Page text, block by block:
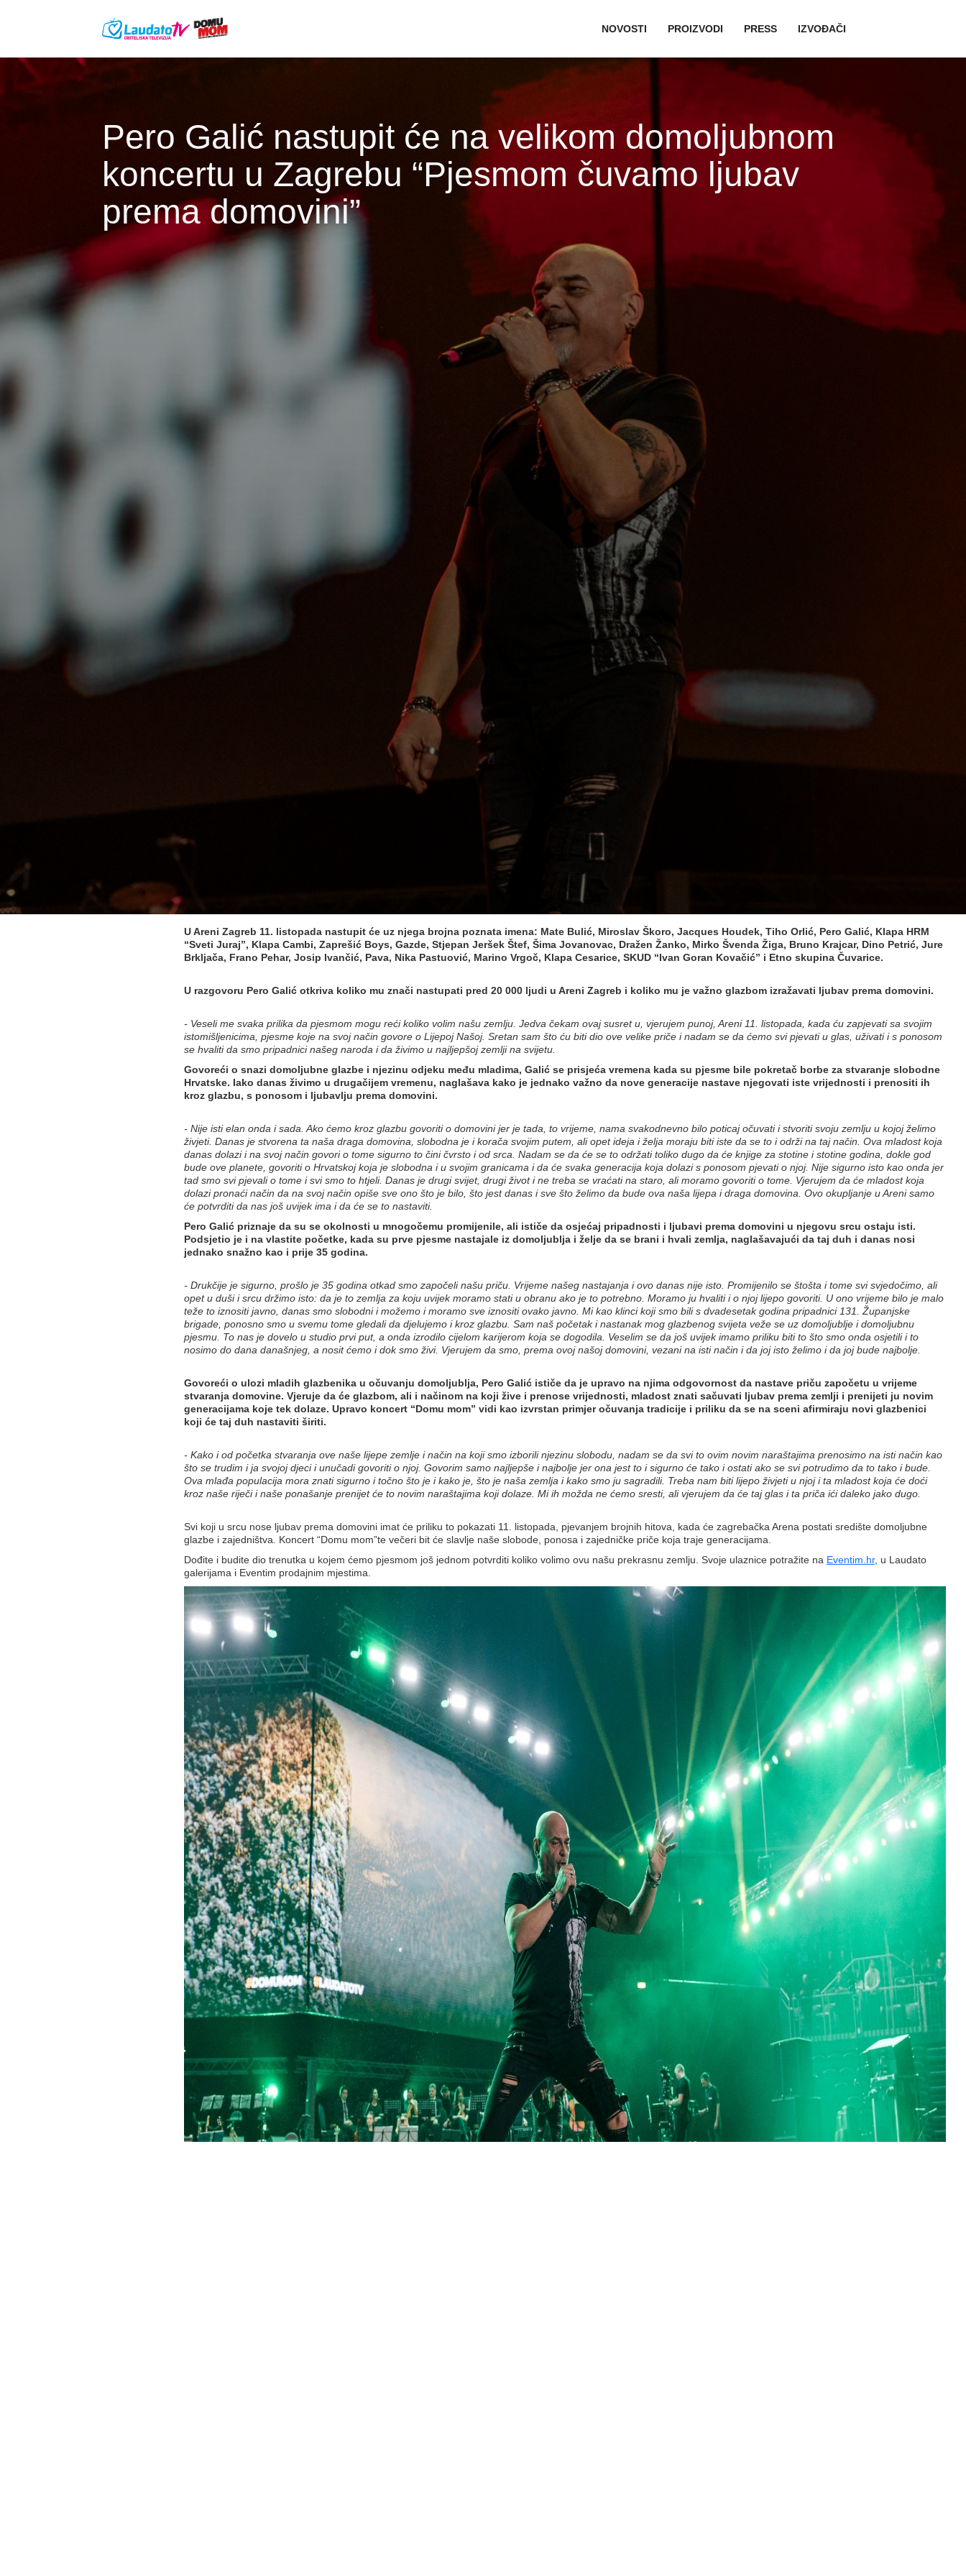
Main navigation
NOVOSTI PROIZVODI PRESS IZVOĐAČI
Pero Galić nastupit će na velikom domoljubnom
koncertu u Zagrebu “Pjesmom čuvamo ljubav
prema domovini”
U Areni Zagreb 11. listopada nastupit će uz njega brojna poznata imena: Mate Bulić, Miroslav Škoro, Jacques Houdek, Tiho Orlić, Pero Galić, Klapa HRM
“Sveti Juraj”, Klapa Cambi, Zaprešić Boys, Gazde, Stjepan Jeršek Štef, Šima Jovanovac, Dražen Žanko, Mirko Švenda Žiga, Bruno Krajcar, Dino Petrić, Jure
Brkljača, Frano Pehar, Josip Ivančić, Pava, Nika Pastuović, Marino Vrgoč, Klapa Cesarice, SKUD “Ivan Goran Kovačić” i Etno skupina Čuvarice.
U razgovoru Pero Galić otkriva koliko mu znači nastupati pred 20 000 ljudi u Areni Zagreb i koliko mu je važno glazbom izražavati ljubav prema domovini.
- Veseli me svaka prilika da pjesmom mogu reći koliko volim našu zemlju. Jedva čekam ovaj susret u, vjerujem punoj, Areni 11. listopada, kada ću zapjevati sa svojim
istomišljenicima, pjesme koje na svoj način govore o Lijepoj Našoj. Sretan sam što ću biti dio ove velike priče i nadam se da ćemo svi pjevati u glas, uživati i s ponosom
se hvaliti da smo pripadnici našeg naroda i da živimo u najljepšoj zemlji na svijetu.
Govoreći o snazi domoljubne glazbe i njezinu odjeku među mladima, Galić se prisjeća vremena kada su pjesme bile pokretač borbe za stvaranje slobodne
Hrvatske. Iako danas živimo u drugačijem vremenu, naglašava kako je jednako važno da nove generacije nastave njegovati iste vrijednosti i prenositi ih
kroz glazbu, s ponosom i ljubavlju prema domovini.
- Nije isti elan onda i sada. Ako ćemo kroz glazbu govoriti o domovini jer je tada, to vrijeme, nama svakodnevno bilo poticaj očuvati i stvoriti svoju zemlju u kojoj želimo
živjeti. Danas je stvorena ta naša draga domovina, slobodna je i korača svojim putem, ali opet ideja i želja moraju biti iste da se to i održi na taj način. Ova mladost koja
danas dolazi i na svoj način govori o tome sigurno to čini čvrsto i od srca. Nadam se da će se to održati toliko dugo da će knjige za stotine i stotine godina, dokle god
bude ove planete, govoriti o Hrvatskoj koja je slobodna i u svojim granicama i da će svaka generacija koja dolazi s ponosom pjevati o njoj. Nije sigurno isto kao onda jer
tad smo svi pjevali o tome i svi smo to htjeli. Danas je drugi svijet, drugi život i ne treba se vraćati na staro, ali moramo govoriti o tome. Vjerujem da će mladost koja
dolazi pronaći način da na svoj način opiše sve ono što je bilo, što jest danas i sve što želimo da bude ova naša lijepa i draga domovina. Ovo okupljanje u Areni samo
će potvrditi da nas još uvijek ima i da će se to nastaviti.
Pero Galić priznaje da su se okolnosti u mnogočemu promijenile, ali ističe da osjećaj pripadnosti i ljubavi prema domovini u njegovu srcu ostaju isti.
Podsjetio je i na vlastite početke, kada su prve pjesme nastajale iz domoljublja i želje da se brani i hvali zemlja, naglašavajući da taj duh i danas nosi
jednako snažno kao i prije 35 godina.
- Drukčije je sigurno, prošlo je 35 godina otkad smo započeli našu priču. Vrijeme našeg nastajanja i ovo danas nije isto. Promijenilo se štošta i tome svi svjedočimo, ali
opet u duši i srcu držimo isto: da je to zemlja za koju uvijek moramo stati u obranu ako je to potrebno. Moramo ju hvaliti i o njoj lijepo govoriti. U ono vrijeme bilo je malo
teže to iznositi javno, danas smo slobodni i možemo i moramo sve iznositi ovako javno. Mi kao klinci koji smo bili s dvadesetak godina pripadnici 131. Županjske
brigade, ponosno smo u svemu tome gledali da djelujemo i kroz glazbu. Sam naš početak i nastanak mog glazbenog svijeta veže se uz domoljublje i domoljubnu
pjesmu. To nas je dovelo u studio prvi put, a onda izrodilo cijelom karijerom koja se dogodila. Veselim se da još uvijek imamo priliku biti to što smo onda osjetili i to
nosimo do dana današnjeg, a nosit ćemo i dok smo živi. Vjerujem da smo, prema ovoj našoj domovini, vezani na isti način i da joj isto želimo i da joj bude najbolje.
Govoreći o ulozi mladih glazbenika u očuvanju domoljublja, Pero Galić ističe da je upravo na njima odgovornost da nastave priču započetu u vrijeme
stvaranja domovine. Vjeruje da će glazbom, ali i načinom na koji žive i prenose vrijednosti, mladost znati sačuvati ljubav prema zemlji i prenijeti ju novim
generacijama koje tek dolaze. Upravo koncert “Domu mom” vidi kao izvrstan primjer očuvanja tradicije i priliku da se na sceni afirmiraju novi glazbenici
koji će taj duh nastaviti širiti.
- Kako i od početka stvaranja ove naše lijepe zemlje i način na koji smo izborili njezinu slobodu, nadam se da svi to ovim novim naraštajima prenosimo na isti način kao
što se trudim i ja svojoj djeci i unučadi govoriti o njoj. Govorim samo najljepše i najbolje jer ona jest to i sigurno će tako i ostati ako se svi potrudimo da to tako i bude.
Ova mlađa populacija mora znati sigurno i točno što je i kako je, što je naša zemlja i kako smo ju sagradili. Treba nam biti lijepo živjeti u njoj i ta mladost koja će doći
kroz naše riječi i naše ponašanje prenijet će to novim naraštajima koji dolaze. Mi ih možda ne ćemo sresti, ali vjerujem da će taj glas i ta priča ići daleko jako dugo.
Svi koji u srcu nose ljubav prema domovini imat će priliku to pokazati 11. listopada, pjevanjem brojnih hitova, kada će zagrebačka Arena postati središte domoljubne
glazbe i zajedništva. Koncert “Domu mom”te večeri bit će slavlje naše slobode, ponosa i zajedničke priče koja traje generacijama.
Dođite i budite dio trenutka u kojem ćemo pjesmom još jednom potvrditi koliko volimo ovu našu prekrasnu zemlju. Svoje ulaznice potražite na Eventim.hr, u Laudato
galerijama i Eventim prodajnim mjestima.